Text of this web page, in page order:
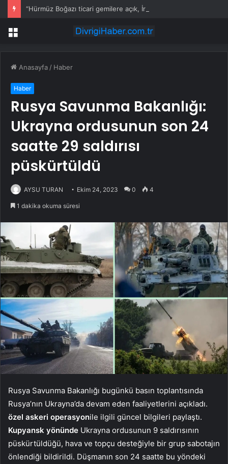
Menü
Anasayfa / Haber
Haber
Rusya Savunma Bakanlığı:
Ukrayna ordusunun son 24
saatte 29 saldırısı
püskürtüldü
AYSU TURAN Ekim 24, 2023 0 4
1 dakika okuma süresi
Rusya Savunma Bakanlığı bugünkü basın toplantısında
Rusya’nın Ukrayna’da devam eden faaliyetlerini açıkladı.
özel askeri operasyonile ilgili güncel bilgileri paylaştı.
Kupyansk yönünde Ukrayna ordusunun 9 saldırısının
püskürtüldüğü, hava ve topçu desteğiyle bir grup sabotajın
önlendiği bildirildi. Düşmanın son 24 saatte bu yöndeki